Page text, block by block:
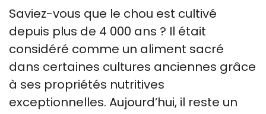
Saviez-vous que le chou est cultivé
depuis plus de 4 000 ans ? Il était
considéré comme un aliment sacré
dans certaines cultures anciennes grâce
à ses propriétés nutritives
exceptionnelles. Aujourd’hui, il reste un